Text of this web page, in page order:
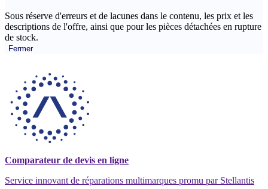
Sous réserve d'erreurs et de lacunes dans le contenu, les prix et les
descriptions de l'offre, ainsi que pour les pièces détachées en rupture
de stock.
Fermer
Comparateur de devis en ligne
Service innovant de réparations multimarques promu par Stellantis